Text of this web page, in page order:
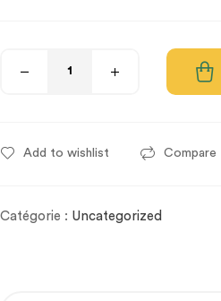
Add to wishlist Compare
Catégorie : Uncategorized